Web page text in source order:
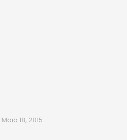
Maio 18, 2015